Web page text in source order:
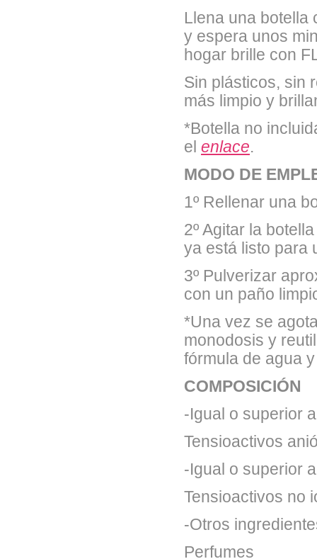
Llena una botella
y espera unos
hogar brille con
Sin plásticos, sin
más limpio y
*Botella no
el enlace.
MODO DE
1º Rellenar una
2º Agitar la
ya está listo para
3º Pulverizar
con un paño
*Una vez se
monodosis y
fórmula de agua
COMPOSICIÓN
-Igual o superior
Tensioactivos
-Igual o superior
Tensioactivos no
-Otros
Perfumes